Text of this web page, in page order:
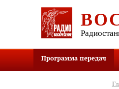
Программа передач